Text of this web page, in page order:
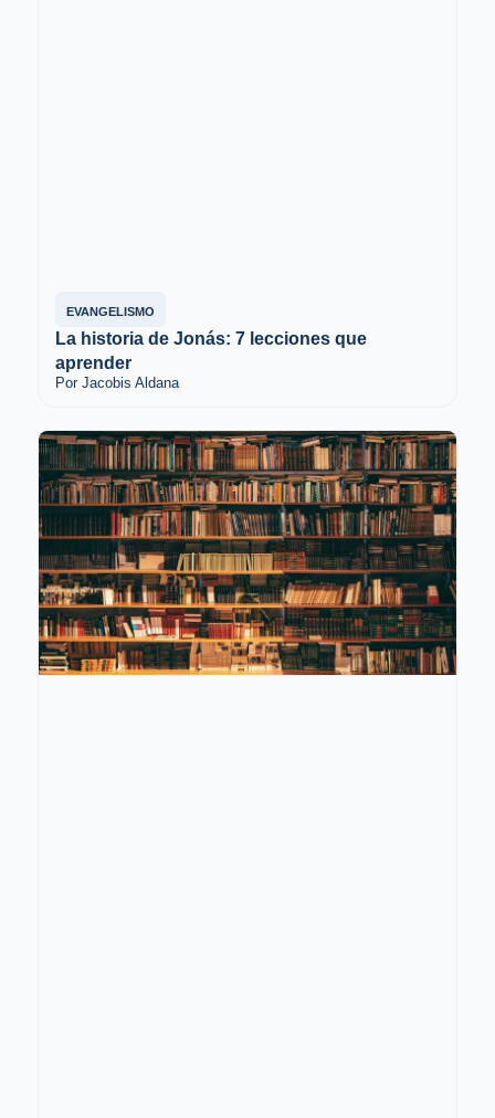
EVANGELISMO
La historia de Jonás: 7 lecciones que
aprender
Por Jacobis Aldana